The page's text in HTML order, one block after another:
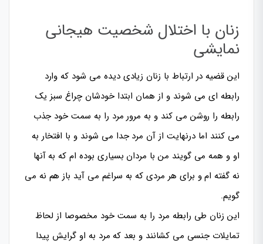
زنان با اختلال شخصیت هیجانی
نمایشی
این قضیه در ارتباط با زنان زیادی دیده می شود که وارد
رابطه ای می شوند و از همان ابتدا خودشان چراغ سبز یک
رابطه را روشن می کند و به مرور مرد را به سمت خود جذب
می کنند اما درنهایت از آن مرد جدا می شوند و با افتخار به
او و همه می گویند من با مردان بسیاری بوده ام که به آنها
نه گفته ام و برای هر مردی که به سراغم می آید باز هم نه می
گویم.
این زنان طی رابطه مرد را به سمت خود مخصوصا از لحاظ
تمایلات جنسی می کشانند و بعد که مرد به او گرایش پیدا